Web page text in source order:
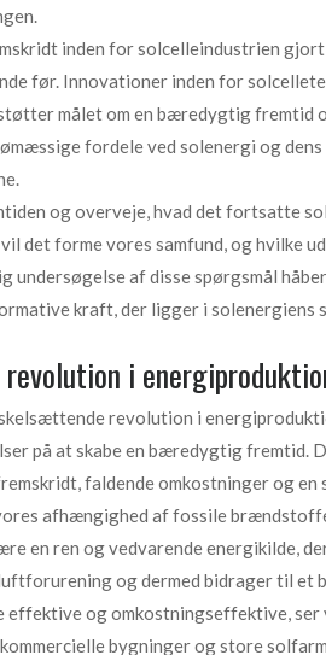
inden for solcelleindustrien
før. Innovationer inden for
målet om en bæredygtig fremtid
fordele ved solenergi og
og overveje, hvad det fortsatte
det forme vores samfund, og hvilke
undersøgelse af disse spørgsmål
kraft, der ligger i solenergiens
i
revolution i
på at skabe en bæredygtig fremtid.
faldende omkostninger og en
afhængighed af fossile
en ren og vedvarende energikilde,
og dermed bidrager til et
effektive og omkostningseffektive,
bygninger og store